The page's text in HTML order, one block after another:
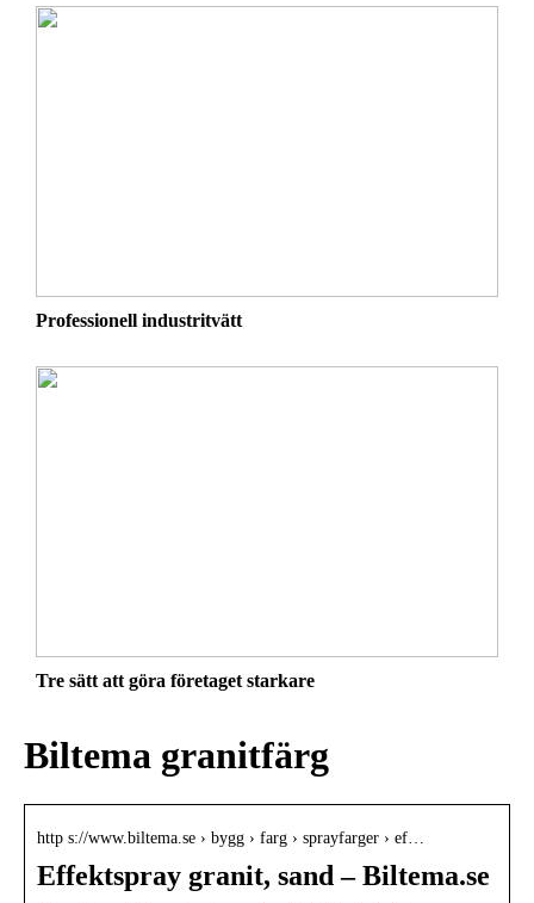
Professionell industritvätt
Tre sätt att göra företaget starkare
Biltema granitfärg
http s://www.biltema.se › bygg › farg › sprayfarger › ef…
Effektspray granit, sand – Biltema.se